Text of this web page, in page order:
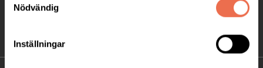
Nödvändig
Inställningar